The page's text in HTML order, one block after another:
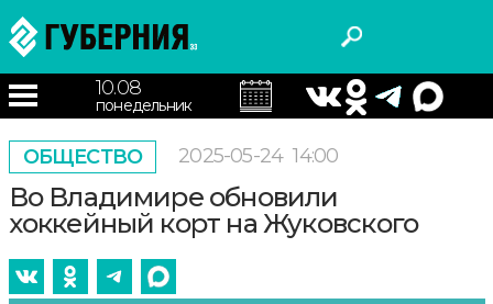
10.08
понедельник
ОБЩЕСТВО 2025-05-24 14:00
Во Владимире обновили
хоккейный корт на Жуковского